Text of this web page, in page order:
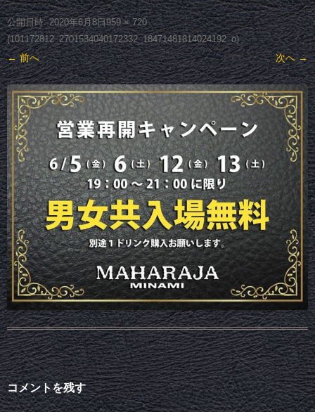
公開日時: 2020年6月8日959 × 720
(101172812_2701534040172332_18471481814024192_o)
← 前へ 次へ →
コメントを残す